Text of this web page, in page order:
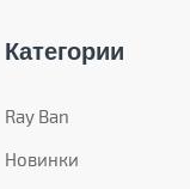
Категории
Ray Ban
Новинки